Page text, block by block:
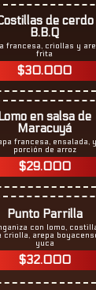
de cerdo
B.B.Q
francesa, criollas y
frita
$30.000
Lomo en salsa de
Maracuyá
francesa, ensalada, y
porción de arroz​
$29.000
Punto Parrilla
con lomo,
criolla, arepa
yuca
$32.000